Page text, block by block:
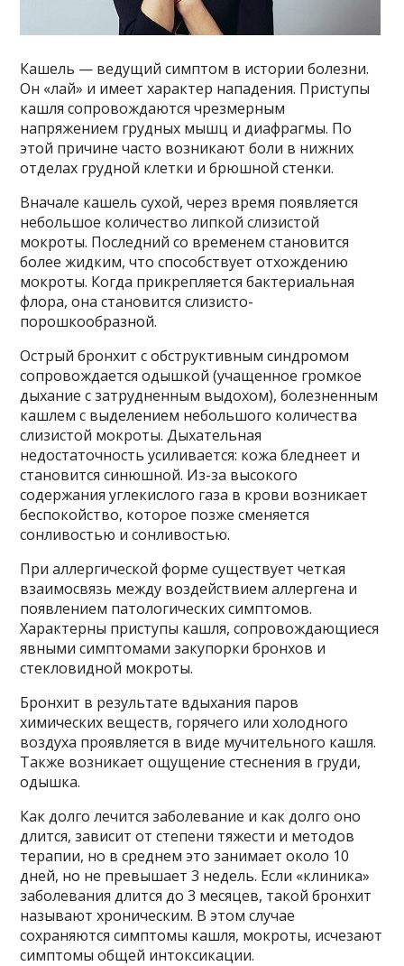
Кашель — ведущий симптом в истории болезни.
Он «лай» и имеет характер нападения. Приступы
кашля сопровождаются чрезмерным
напряжением грудных мышц и диафрагмы. По
этой причине часто возникают боли в нижних
отделах грудной клетки и брюшной стенки.
Вначале кашель сухой, через время появляется
небольшое количество липкой слизистой
мокроты. Последний со временем становится
более жидким, что способствует отхождению
мокроты. Когда прикрепляется бактериальная
флора, она становится слизисто-
порошкообразной.
Острый бронхит с обструктивным синдромом
сопровождается одышкой (учащенное громкое
дыхание с затрудненным выдохом), болезненным
кашлем с выделением небольшого количества
слизистой мокроты. Дыхательная
недостаточность усиливается: кожа бледнеет и
становится синюшной. Из-за высокого
содержания углекислого газа в крови возникает
беспокойство, которое позже сменяется
сонливостью и сонливостью.
При аллергической форме существует четкая
взаимосвязь между воздействием аллергена и
появлением патологических симптомов.
Характерны приступы кашля, сопровождающиеся
явными симптомами закупорки бронхов и
стекловидной мокроты.
Бронхит в результате вдыхания паров
химических веществ, горячего или холодного
воздуха проявляется в виде мучительного кашля.
Также возникает ощущение стеснения в груди,
одышка.
Как долго лечится заболевание и как долго оно
длится, зависит от степени тяжести и методов
терапии, но в среднем это занимает около 10
дней, но не превышает 3 недель. Если «клиника»
заболевания длится до 3 месяцев, такой бронхит
называют хроническим. В этом случае
сохраняются симптомы кашля, мокроты, исчезают
симптомы общей интоксикации.